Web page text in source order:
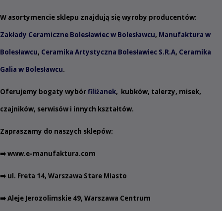
W asortymencie sklepu znajdują się wyroby producentów:
Zakłady Ceramiczne Bolesławiec w Bolesławcu, Manufaktura w
Bolesławcu, Ceramika Artystyczna Bolesławiec S.R.A, Ceramika
Galia w Bolesławcu.
Oferujemy bogaty wybórfiliżanek, kubków, talerzy, misek,
czajników, serwisów i innych kształtów.
Zapraszamy do naszych sklepów:
➡️www.e-manufaktura.com
➡️ ul. Freta 14, Warszawa Stare Miasto
➡️ Aleje Jerozolimskie 49, Warszawa Centrum